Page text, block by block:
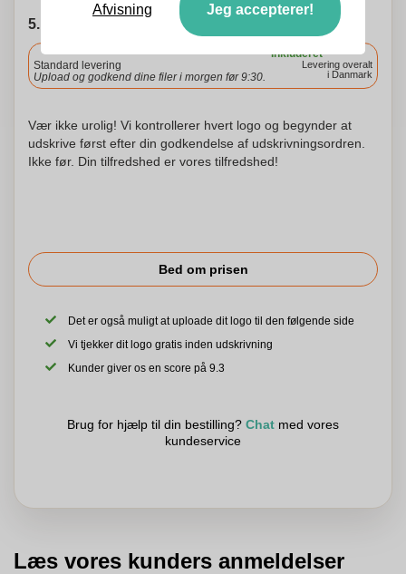
5. Vælg forsendelsesdato
Inkluderet
Standard levering
Upload og godkend dine filer i morgen før 9:30.
Levering overalt
i Danmark
Vær ikke urolig! Vi kontrollerer hvert logo og begynder at
udskrive først efter din godkendelse af udskrivningsordren.
Ikke før. Din tilfredshed er vores tilfredshed!
Bed om prisen
Det er også muligt at uploade dit logo til den følgende side
Vi tjekker dit logo gratis inden udskrivning
Kunder giver os en score på 9.3
Brug for hjælp til din bestilling? Chat med vores
kundeservice
Læs vores kunders anmeldelser
Afvisning Jeg accepterer!